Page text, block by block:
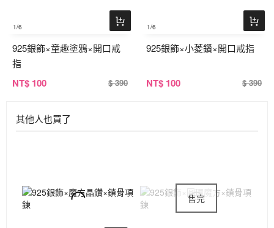
1/6
925銀飾×童趣塗鴉×開口戒
指
NT$ 100 $ 390
1/6
925銀飾×小菱鑽×開口戒指
NT$ 100 $ 390
其他人也買了